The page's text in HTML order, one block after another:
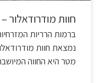
חוות מודרודאלור – Möðrudalur
ברמות הרריות
מטר היא החווה